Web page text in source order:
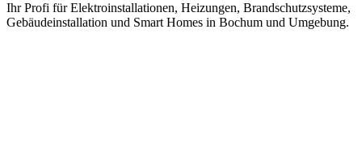
Ihr Profi für Elektroinstallationen, Heizungen, Brandschutzsysteme,
Gebäudeinstallation und Smart Homes in Bochum und Umgebung.